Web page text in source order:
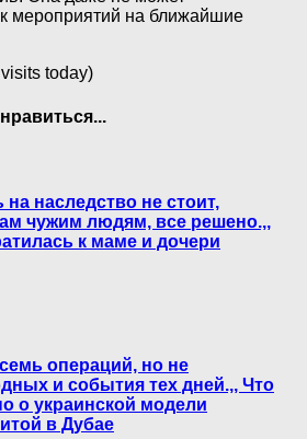
мероприятий на ближайшие
today)
на наследство не стоит,
чужим людям, все решено.,,
к маме и дочери
операций, но не
и события тех дней.,, Что
о украинской модели
в Дубае